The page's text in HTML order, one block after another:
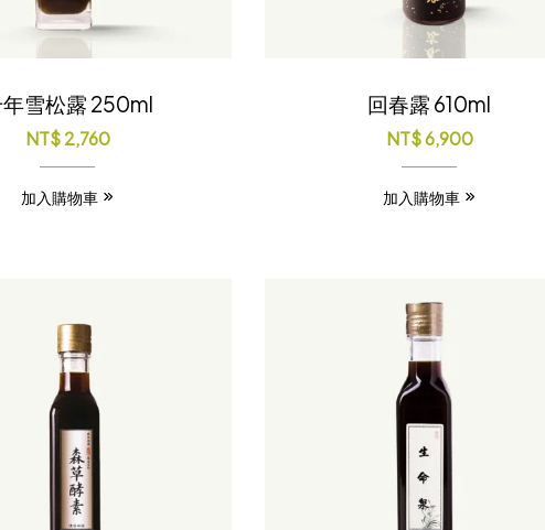
雪松露 250ml
NT$2,760
加入購物車
回春露 610ml
NT$6,900
加入購物車